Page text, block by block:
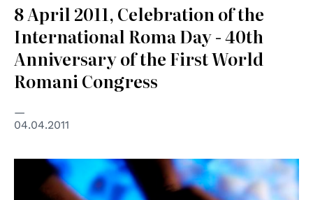
8 April 2011, Celebration of the
International Roma Day - 40th
Anniversary of the First World
Romani Congress
04.04.2011
© Unione europea